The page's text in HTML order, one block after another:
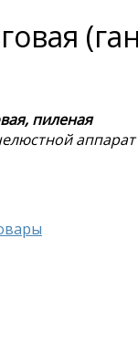
пиленая
аппарат